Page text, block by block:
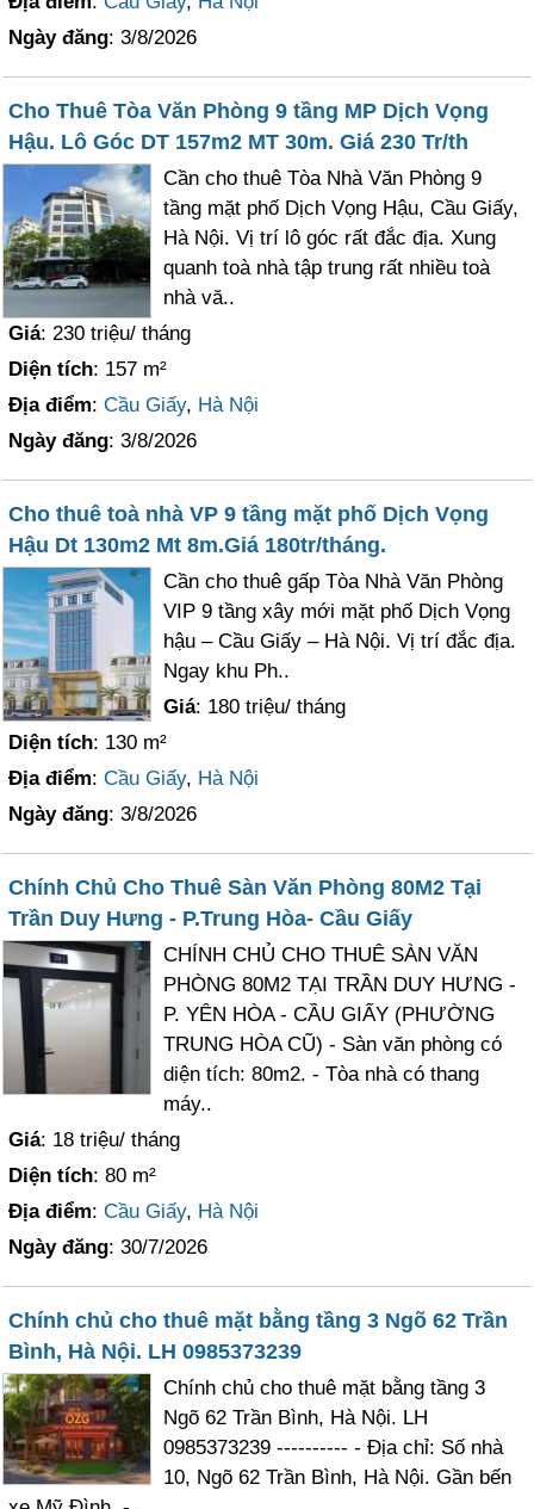
Ngày đăng: 3/8/2026
Cho Thuê Tòa Văn Phòng 9 tầng MP Dịch Vọng
Hậu. Lô Góc DT 157m2 MT 30m. Giá 230 Tr/th
Cần cho thuê Tòa Nhà Văn Phòng 9
tầng mặt phố Dịch Vọng Hậu, Cầu Giấy,
Hà Nội. Vị trí lô góc rất đắc địa. Xung
quanh toà nhà tập trung rất nhiều toà
nhà vă..
Giá: 230 triệu/ tháng
Diện tích: 157 m²
Địa điểm:Cầu Giấy, Hà Nội
Ngày đăng: 3/8/2026
Cho thuê toà nhà VP 9 tầng mặt phố Dịch Vọng
Hậu Dt 130m2 Mt 8m.Giá 180tr/tháng.
Cần cho thuê gấp Tòa Nhà Văn Phòng
VIP 9 tầng xây mới mặt phố Dịch Vọng
hậu – Cầu Giấy – Hà Nội. Vị trí đắc địa.
Ngay khu Ph..
Giá: 180 triệu/ tháng
Diện tích: 130 m²
Địa điểm:Cầu Giấy, Hà Nội
Ngày đăng: 3/8/2026
Chính Chủ Cho Thuê Sàn Văn Phòng 80M2 Tại
Trần Duy Hưng - P.Trung Hòa- Cầu Giấy
CHÍNH CHỦ CHO THUÊ SÀN VĂN
PHÒNG 80M2 TẠI TRẦN DUY HƯNG -
P. YÊN HÒA - CẦU GIẤY (PHƯỜNG
TRUNG HÒA CŨ) - Sàn văn phòng có
diện tích: 80m2. - Tòa nhà có thang
máy..
Giá: 18 triệu/ tháng
Diện tích: 80 m²
Địa điểm:Cầu Giấy, Hà Nội
Ngày đăng: 30/7/2026
Chính chủ cho thuê mặt bằng tầng 3 Ngõ 62 Trần
Bình, Hà Nội. LH 0985373239
Chính chủ cho thuê mặt bằng tầng 3
Ngõ 62 Trần Bình, Hà Nội. LH
0985373239 ---------- - Địa chỉ: Số nhà
10, Ngõ 62 Trần Bình, Hà Nội. Gần bến